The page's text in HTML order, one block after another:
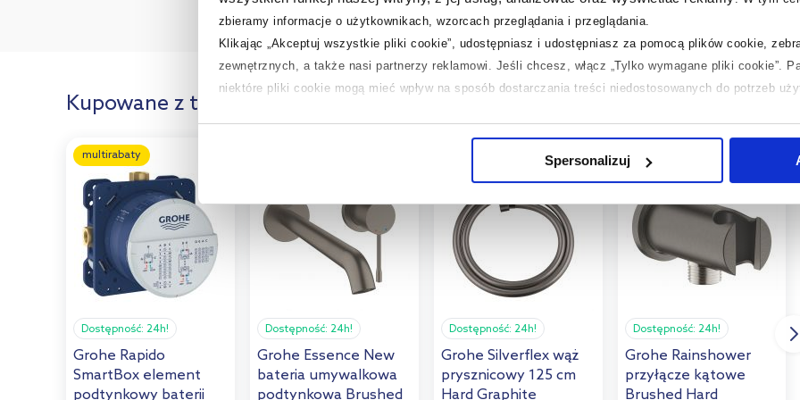
zbieramy informacje o użytkownikach, wzorcach przeglądania i przeglądania.
Klikając „Akceptuj wszystkie pliki cookie”, udostępniasz i udostępniasz za pomocą plików cookie,
zewnętrznych, a także nasi partnerzy reklamowi. Jeśli chcesz, włącz „Tylko wymagane pliki cookie”.
niektóre pliki cookie mogą mieć wpływ na sposób dostarczania treści niedostosowanych do potrzeb
na temat plików cookie i tego, dlaczego ich przepisy, przejdź do zakładek „Informacje o plikach
Spersonalizuj
Kupowane z tym produktem:
multirabaty
Dostępność: 24h!
Grohe Rapido
SmartBox element
podtynkowy baterii
Dostępność: 24h!
Grohe Essence New
bateria umywalkowa
podtynkowa Brushed
Dostępność: 24h!
Grohe Silverflex wąż
prysznicowy 125 cm
Hard Graphite
multirabaty
Dostępność: 24h!
Grohe Rainshower
przyłącze kątowe
Brushed Hard